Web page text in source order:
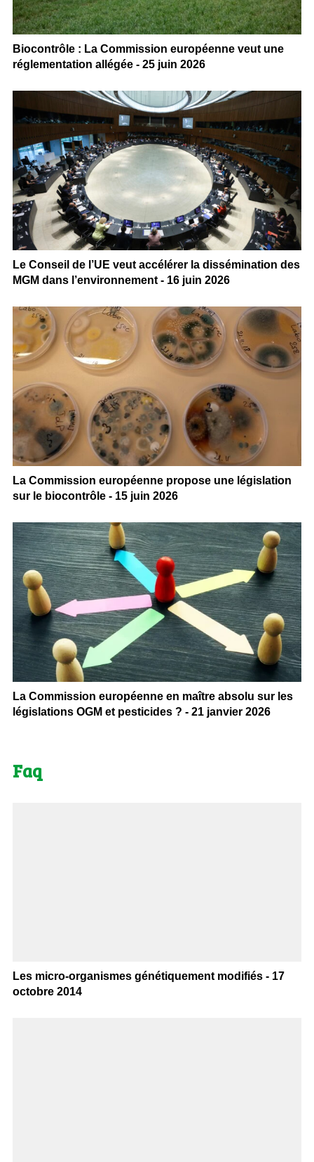
Biocontrôle : La Commission européenne veut une
réglementation allégée - 25 juin 2026
Le Conseil de l’UE veut accélérer la dissémination des
MGM dans l’environnement - 16 juin 2026
La Commission européenne propose une législation
sur le biocontrôle - 15 juin 2026
La Commission européenne en maître absolu sur les
législations OGM et pesticides ? - 21 janvier 2026
Faq
Les micro-organismes génétiquement modifiés - 17
octobre 2014